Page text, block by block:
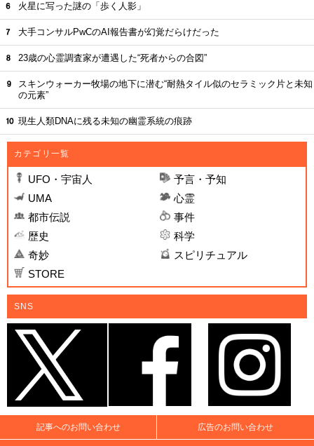
火星に写った謎の「歩く人影」
大手コンサルPwCのAI報告書が幻覚だらけだった
23歳の心霊調査家が遭遇した“死者からの合図”
スキンウォーカー牧場の地下に潜む“耐熱タイル似のセラミック片と未知
の元素”
現生人類DNAに残る未知の幽霊系統の痕跡
カテゴリ一覧
UFO・宇宙人
予言・予知
UMA
心霊
都市伝説
事件
歴史
科学
奇妙
スピリチュアル
STORE
SNS
記事へのお問い合わせ 広告のお問い合わせ